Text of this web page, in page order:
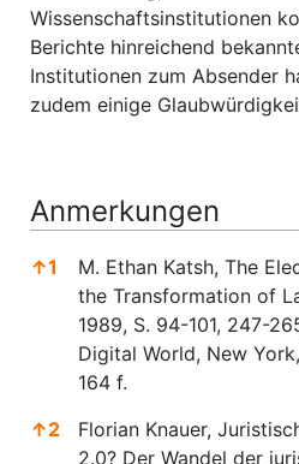
Wissenschaftsinstitutionen
Berichte hinreichend
Institutionen zum Absender
zudem einige
Anmerkungen
↑1
M. Ethan Katsh, The
the Transformation of
1989, S. 94-101, 247-
Digital World, New
164 f.
↑2
Florian Knauer,
2.0? Der Wandel der